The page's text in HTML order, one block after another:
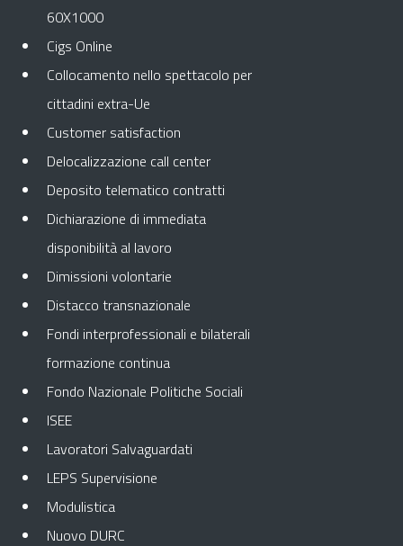
60X1000
Cigs Online
Collocamento nello spettacolo per
cittadini extra-Ue
Customer satisfaction
Delocalizzazione call center
Deposito telematico contratti
Dichiarazione di immediata
disponibilità al lavoro
Dimissioni volontarie
Distacco transnazionale
Fondi interprofessionali e bilaterali
formazione continua
Fondo Nazionale Politiche Sociali
ISEE
Lavoratori Salvaguardati
LEPS Supervisione
Modulistica
Nuovo DURC